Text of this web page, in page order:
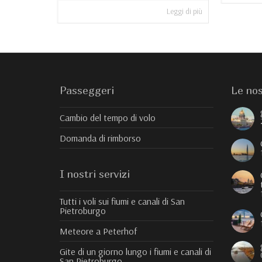
Leggi di più
Passeggeri
Cambio del tempo di volo
Domanda di rimborso
I nostri servizi
Tutti i voli sui fiumi e canali di San
Pietroburgo
Meteore a Peterhof
Gite di un giorno lungo i fiumi e canali di
Le